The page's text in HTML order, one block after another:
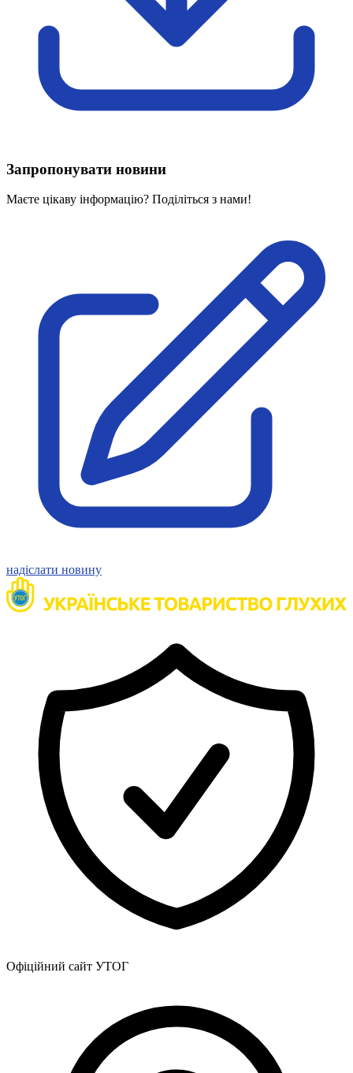
Харківська область
Херсонська область
Хмельницька область
Вивчаємо жестову мову
Дитяча сторінка
Новини про жестову мову
Проєкт "Жестова мова для поліцейських"
На допомогу військовим
Медична термінологія жестовою мовою
Нормативна база УТОГ
Конвенція ООН
Законодавство
Декларації
Документи ВФГ
Міжнародні документи
Запропонувати новини
Маєте цікаву інформацію? Поділіться з нами!
надіслати новину
Офіційний сайт УТОГ